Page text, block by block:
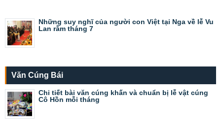
Những suy nghĩ của người con Việt tại Nga về lễ Vu
Lan rằm tháng 7
Văn Cúng Bái
Chi tiết bài văn cúng khấn và chuẩn bị lễ vật cúng
Cô Hồn mỗi tháng